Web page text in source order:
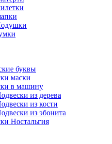
буквы
маски
в машину
из дерева
из кости
из эбонита
Ностальгия